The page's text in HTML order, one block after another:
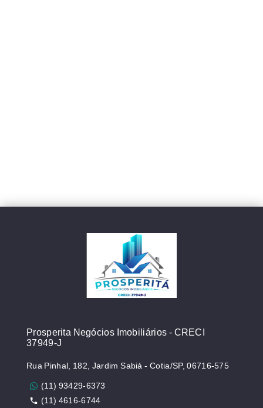
Prosperita Negócios Imobiliários - CRECI
37949-J
Rua Pinhal, 182, Jardim Sabiá - Cotia/SP, 06716-575
(11) 93429-6373
(11) 4616-6744